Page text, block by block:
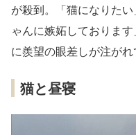
が殺到。「猫になりた
ゃんに嫉妬しておりま
に羨望の眼差しが注がれ
猫と昼寝